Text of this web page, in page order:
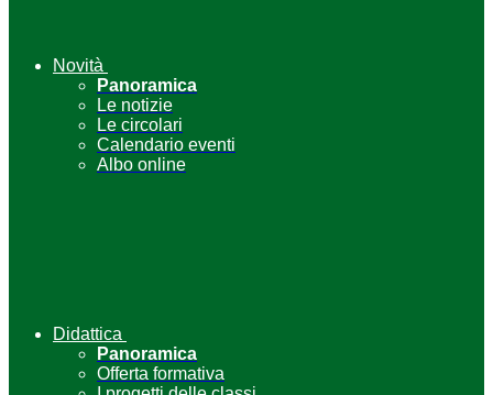
Novità
Panoramica
Le notizie
Le circolari
Calendario eventi
Albo online
Didattica
Panoramica
Offerta formativa